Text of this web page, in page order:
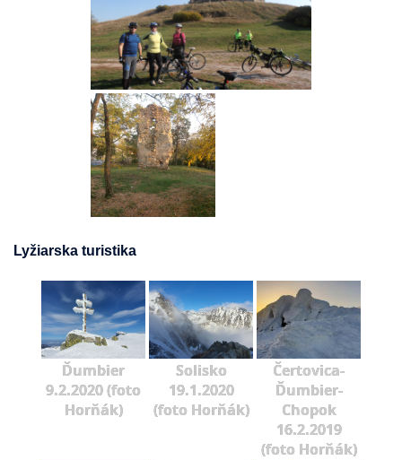
Lyžiarska turistika
Ďumbier
9.2.2020 (foto
Horňák)
Solisko
19.1.2020
(foto Horňák)
Čertovica-
Ďumbier-
Chopok
16.2.2019
(foto Horňák)